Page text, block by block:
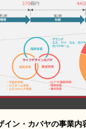
ン・カバヤの事業内